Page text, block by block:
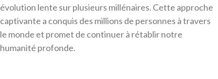
évolution lente sur plusieurs millénaires. Cette approche
captivante a conquis des millions de personnes à travers
le monde et promet de continuer à rétablir notre
humanité profonde.